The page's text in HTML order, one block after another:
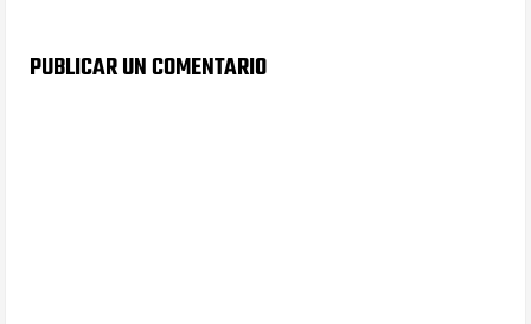
PUBLICAR UN COMENTARIO